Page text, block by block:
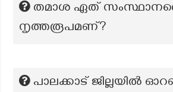
തമാശ ഏത്
നൃത്തരൂപമണ്?
പാലക്കാട് ജില്ലയിൽ